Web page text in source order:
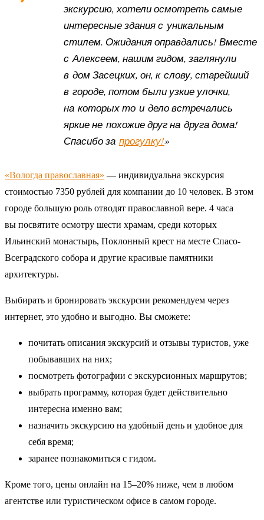
экскурсию, хотели осмотреть самые
интересные здания с уникальным
стилем. Ожидания оправдались! Вместе
с Алексеем, нашим гидом, заглянули
в дом Засецких, он, к слову, старейший
в городе, потом были узкие улочки,
на которых то и дело встречались
яркие не похожие друг на друга дома!
Спасибо за прогулку!»
«Вологда православная» — индивидуальна экскурсия
стоимостью 7350 рублей для компании до 10 человек. В этом
городе большую роль отводят православной вере. 4 часа
вы посвятите осмотру шести храмам, среди которых
Ильинский монастырь, Поклонный крест на месте Спасо-
Всеградского собора и другие красивые памятники
архитектуры.
Выбирать и бронировать экскурсии рекомендуем через
интернет, это удобно и выгодно. Вы сможете:
почитать описания экскурсий и отзывы туристов, уже
побывавших на них;
посмотреть фотографии с экскурсионных маршрутов;
выбрать программу, которая будет действительно
интересна именно вам;
назначить экскурсию на удобный день и удобное для
себя время;
заранее познакомиться с гидом.
Кроме того, цены онлайн на 15–20% ниже, чем в любом
агентстве или туристическом офисе в самом городе.